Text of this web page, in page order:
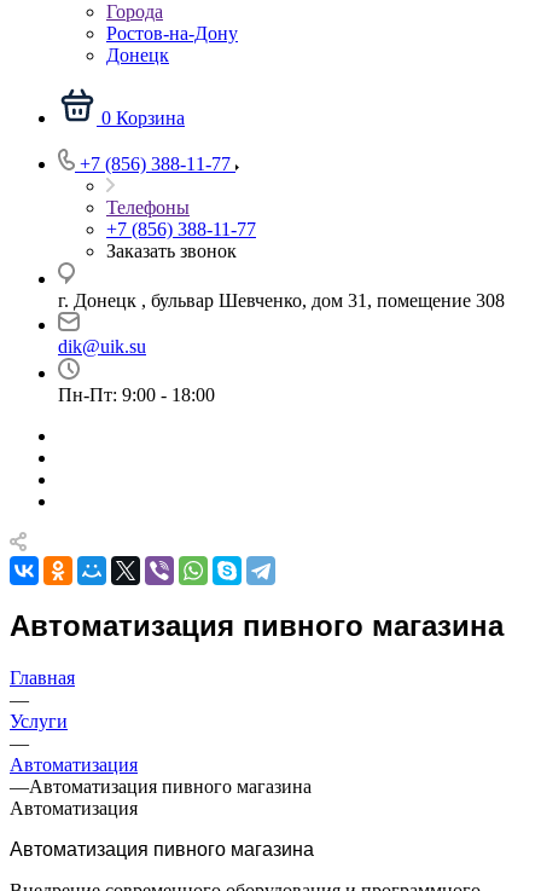
Города
Ростов-на-Дону
Донецк
0 Корзина
+7 (856) 388-11-77
Телефоны
+7 (856) 388-11-77
Заказать звонок
г. Донецк , бульвар Шевченко, дом 31, помещение 308
dik@uik.su
Пн-Пт: 9:00 - 18:00
Автоматизация пивного магазина
Главная
—
Услуги
—
Автоматизация
—Автоматизация пивного магазина
Автоматизация
Автоматизация пивного магазина